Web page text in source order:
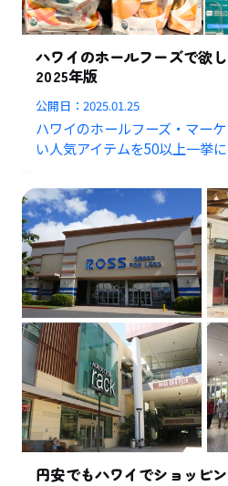
ハワイのホールフーズで欲し
2025年版
公開日：2025.01.25
ハワイのホールフーズ・マー
い人気アイテムを50以上一挙
円安でもハワイでショッピ